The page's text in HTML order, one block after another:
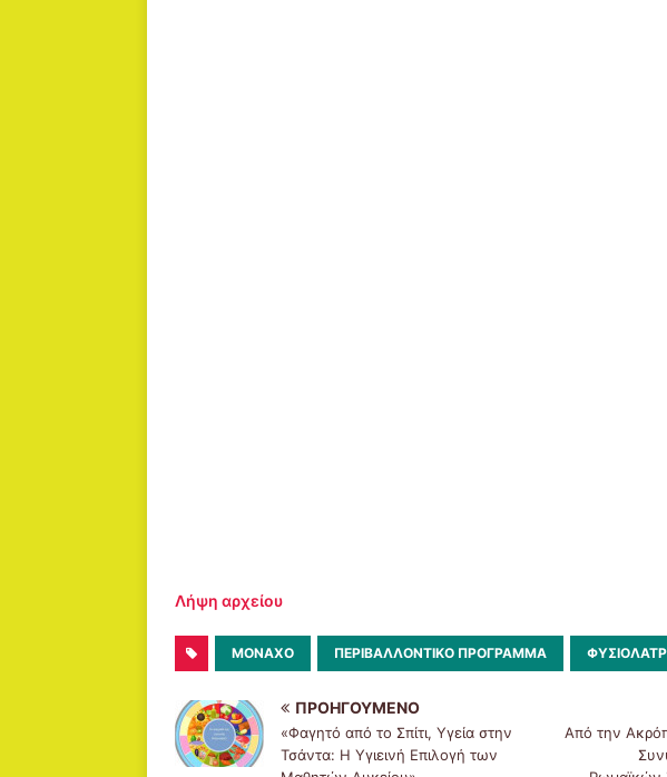
Λήψη αρχείου
ΜΌΝΑΧΟ ΠΕΡΙΒΑΛΛΟΝΤΙΚΌ ΠΡΌΓΡΑΜΜΑ
ΠΡΟΗΓΟΎΜΕΝΟ
«Φαγητό από το Σπίτι, Υγεία στην
Τσάντα: Η Υγιεινή Επιλογή των
Από την